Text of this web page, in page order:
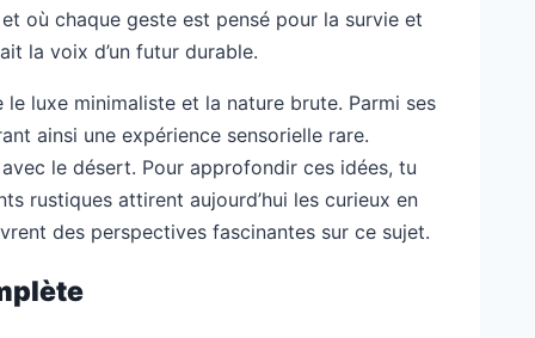
où chaque geste est pensé pour la survie et
la voix d’un futur durable.
le luxe minimaliste et la nature brute. Parmi ses
ainsi une expérience sensorielle rare.
le désert. Pour approfondir ces idées, tu
rustiques attirent aujourd’hui les curieux en
des perspectives fascinantes sur ce sujet.